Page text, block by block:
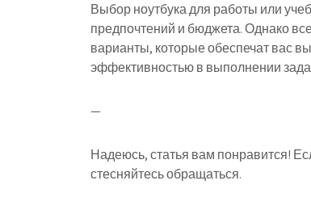
Выбор ноутбука для работы или
предпочтений и бюджета. Однако
варианты, которые обеспечат вас
эффективностью в выполнении
—
Надеюсь, статья вам понравится!
стесняйтесь обращаться.